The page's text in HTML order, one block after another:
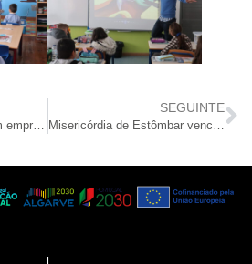
Iniciativa Careers: há um emprego à sua espera! Conquiste novas competências.
SEGUINTE
Misericórdia de Estômbar venceu o IV concurso de presépios do Roseiral